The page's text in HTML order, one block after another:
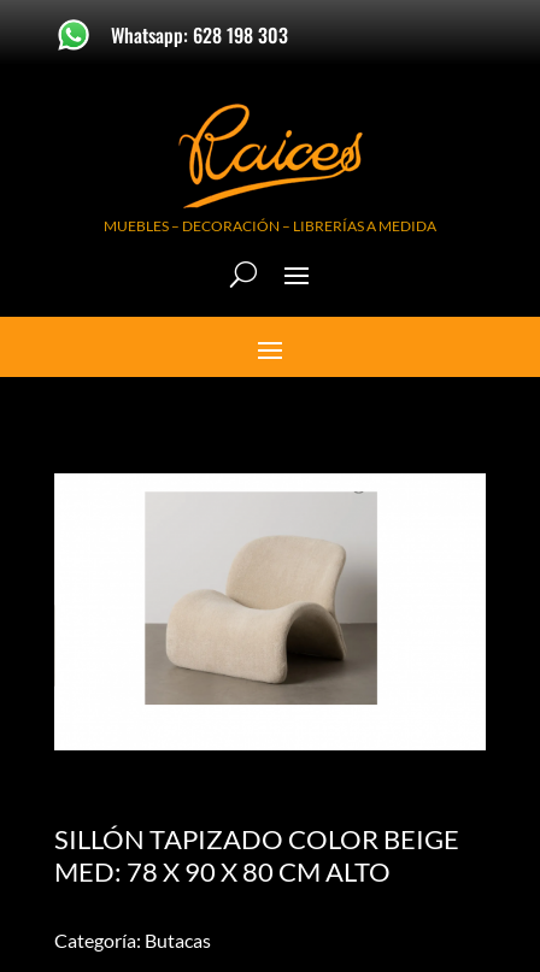
Whatsapp: 628 198 303
MUEBLES – DECORACIÓN – LIBRERÍAS A MEDIDA
SILLÓN TAPIZADO COLOR BEIGE
MED: 78 X 90 X 80 CM ALTO
Categoría: Butacas